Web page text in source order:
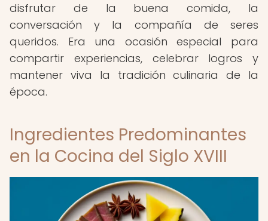
disfrutar de la buena comida, la
conversación y la compañía de seres
queridos. Era una ocasión especial para
compartir experiencias, celebrar logros y
mantener viva la tradición culinaria de la
época.
Ingredientes Predominantes
en la Cocina del Siglo XVIII